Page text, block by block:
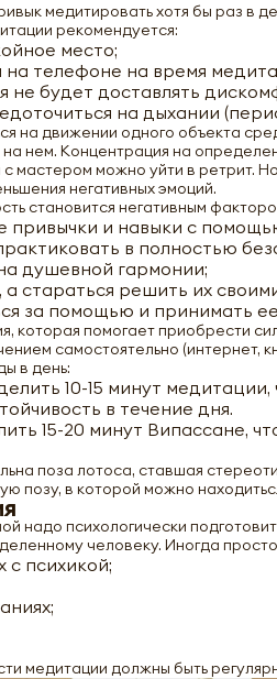
медитировать хотя бы раз
рекомендуется:
место;
телефоне на время
не будет доставлять
на дыхании
на движении одного объекта
на нем. Концентрация на
мастером можно уйти в ретрит.
негативных эмоций.
становится негативным
привычки и навыки с
в полностью
душевной гармонии;
а стараться решить их
за помощью и принимать
которая помогает приобрести
самостоятельно (интернет,
в день:
10-15 минут
в течение дня.
15-20 минут Випассане,
поза лотоса, ставшая
позу, в которой можно
надо психологически
человеку. Иногда
с психикой;
медитации должны быть